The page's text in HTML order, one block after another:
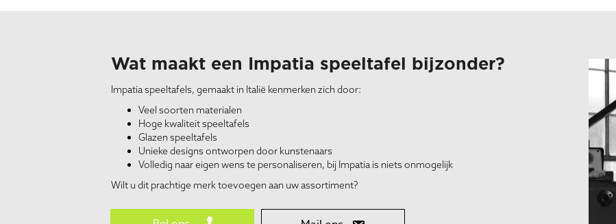
Wat maakt een Impatia speeltafel bijzonder?
Impatia speeltafels, gemaakt in Italië kenmerken zich door:
Veel soorten materialen
Hoge kwaliteit speeltafels
Glazen speeltafels
Unieke designs ontworpen door kunstenaars
Volledig naar eigen wens te personaliseren, bij Impatia is niets onmogelijk
Wilt u dit prachtige merk toevoegen aan uw assortiment?